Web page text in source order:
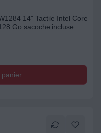
14" Tactile Intel Core
Go sacoche incluse